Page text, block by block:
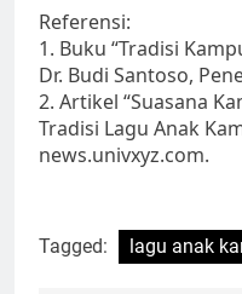
Referensi:
1. Buku “Tradisi
Dr. Budi Santoso,
2. Artikel “Suasana
Tradisi Lagu Anak
news.univxyz.com.
Tagged: lagu anak